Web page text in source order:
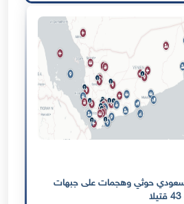
سعودي حوثي وهجمات على جبهات